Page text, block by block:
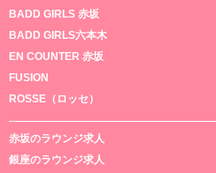
BADD GIRLS 赤坂
BADD GIRLS六本木
EN COUNTER 赤坂
FUSION
ROSSE（ロッセ）
赤坂のラウンジ求人
銀座のラウンジ求人